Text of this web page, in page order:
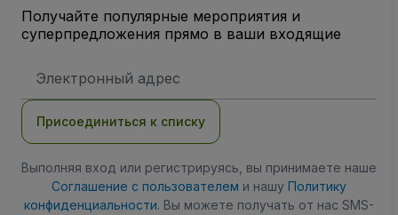
Получайте популярные мероприятия и
суперпредложения прямо в ваши входящие
электронной
Присоединиться к списку
Выполняя вход или регистрируясь, вы принимаете наше
Соглашение с пользователем и нашу Политику
конфиденциальности. Вы можете получать от нас SMS-